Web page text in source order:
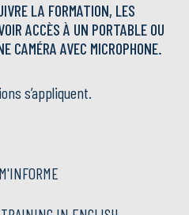
LA FORMATION, LES
ACCÈS À UN PORTABLE OU
CAMÉRA AVEC MICROPHONE.
s’appliquent.